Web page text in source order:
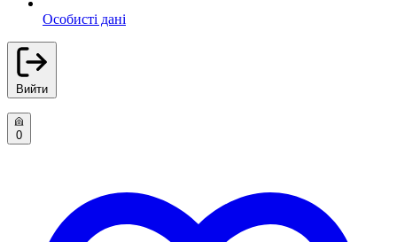
Особисті дані
Вийти
0